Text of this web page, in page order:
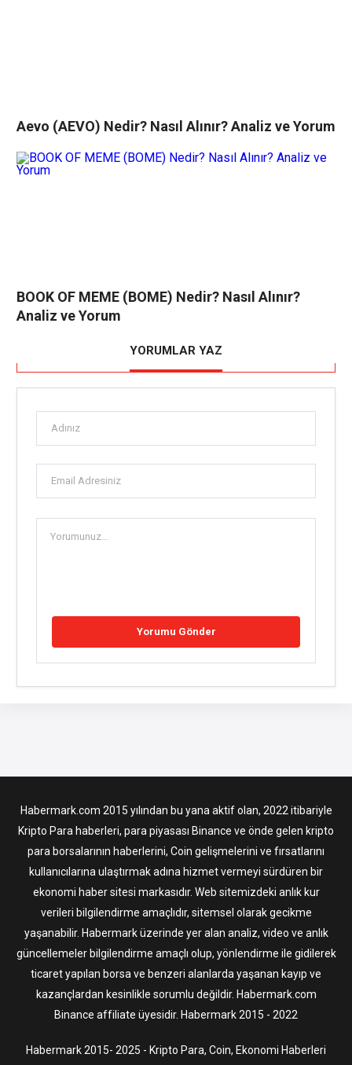
Aevo (AEVO) Nedir? Nasıl Alınır? Analiz ve Yorum
BOOK OF MEME (BOME) Nedir? Nasıl Alınır?
Analiz ve Yorum
YORUMLAR YAZ
Habermark.com 2015 yılından bu yana aktif olan, 2022 itibariyle
Kripto Para haberleri, para piyasası Binance ve önde gelen kripto
para borsalarının haberlerini, Coin gelişmelerini ve fırsatlarını
kullanıcılarına ulaştırmak adına hizmet vermeyi sürdüren bir
ekonomi haber sitesi markasıdır. Web sitemizdeki anlık kur
verileri bilgilendirme amaçlıdır, sitemsel olarak gecikme
yaşanabilir. Habermark üzerinde yer alan analiz, video ve anlık
güncellemeler bilgilendirme amaçlı olup, yönlendirme ile gidilerek
ticaret yapılan borsa ve benzeri alanlarda yaşanan kayıp ve
kazançlardan kesinlikle sorumlu değildir. Habermark.com
Binance affiliate üyesidir. Habermark 2015 - 2022
Habermark 2015- 2025 - Kripto Para, Coin, Ekonomi Haberleri